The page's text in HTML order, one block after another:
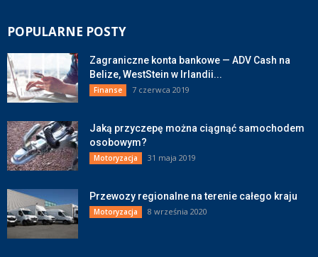
POPULARNE POSTY
Zagraniczne konta bankowe — ADV Cash na
Belize, WestStein w Irlandii...
Finanse 7 czerwca 2019
Jaką przyczepę można ciągnąć samochodem
osobowym?
Motoryzacja 31 maja 2019
Przewozy regionalne na terenie całego kraju
Motoryzacja 8 września 2020